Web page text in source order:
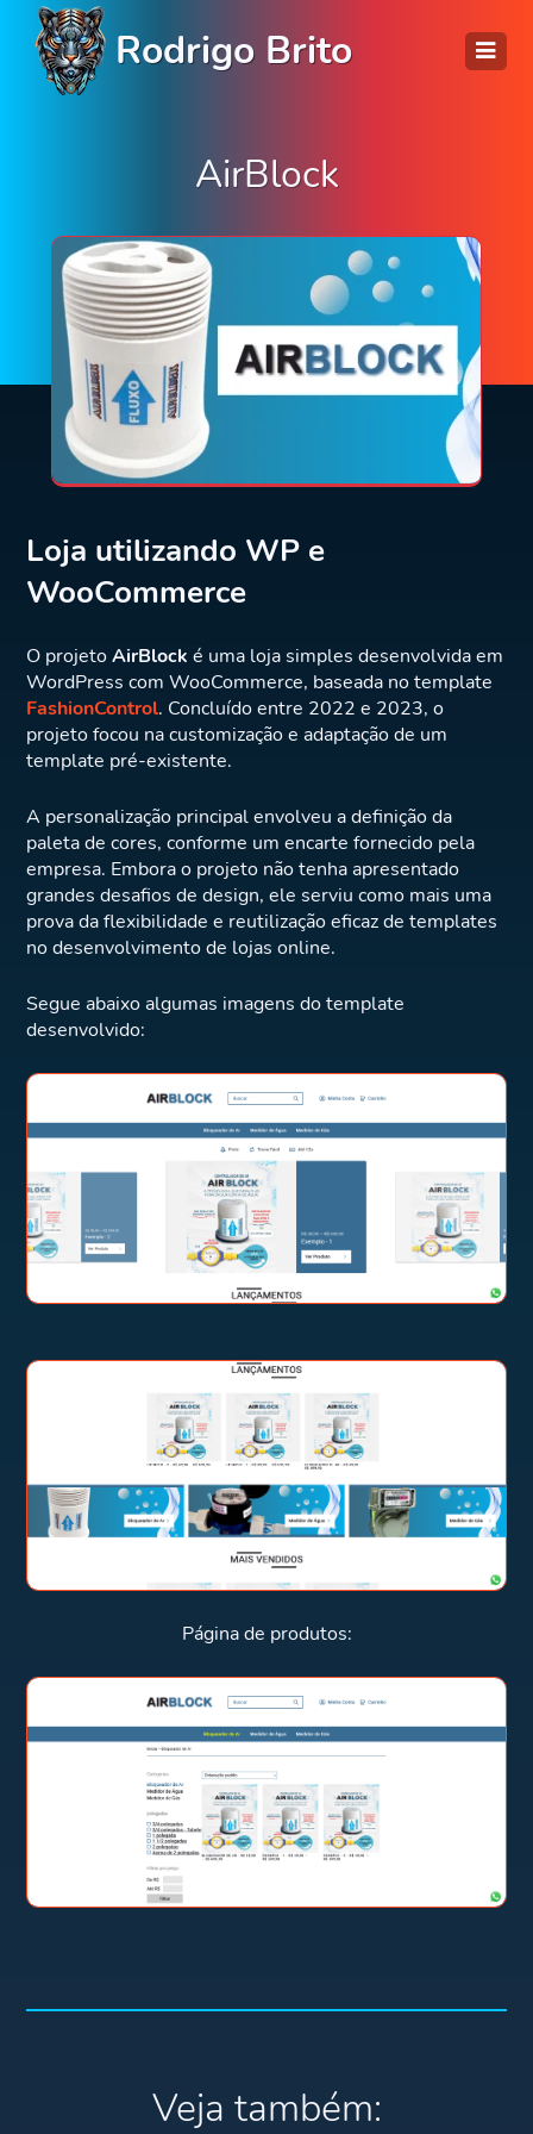
Rodrigo Brito
AirBlock
Loja utilizando WP e
WooCommerce
O projetoAirBlock é uma loja simples desenvolvida em
WordPress com WooCommerce, baseada no template
FashionControl. Concluído entre 2022 e 2023, o
projeto focou na customização e adaptação de um
template pré-existente.
A personalização principal envolveu a definição da
paleta de cores, conforme um encarte fornecido pela
empresa. Embora o projeto não tenha apresentado
grandes desafios de design, ele serviu como mais uma
prova da flexibilidade e reutilização eficaz de templates
no desenvolvimento de lojas online.
Segue abaixo algumas imagens do template
desenvolvido:
Página de produtos:
Veja também: